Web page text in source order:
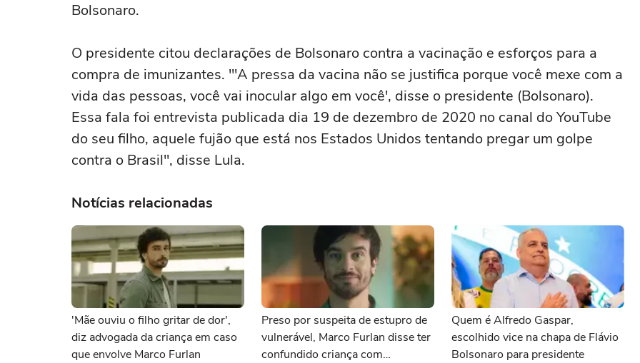
Bolsonaro.
O presidente citou declarações de Bolsonaro contra a vacinação e esforços para a
compra de imunizantes. "'A pressa da vacina não se justifica porque você mexe com a
vida das pessoas, você vai inocular algo em você', disse o presidente (Bolsonaro).
Essa fala foi entrevista publicada dia 19 de dezembro de 2020 no canal do YouTube
do seu filho, aquele fujão que está nos Estados Unidos tentando pregar um golpe
contra o Brasil", disse Lula.
Notícias relacionadas
'Mãe ouviu o filho gritar de dor',
diz advogada da criança em caso
que envolve Marco Furlan
Preso por suspeita de estupro de
vulnerável, Marco Furlan disse ter
confundido criança com
Quem é Alfredo Gaspar,
escolhido vice na chapa de Flávio
Bolsonaro para presidente